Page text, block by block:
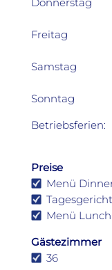
Freitag
Samstag
Sonntag
Betriebsferien:
Preise
Menü
Menü
Gästezimmer
36